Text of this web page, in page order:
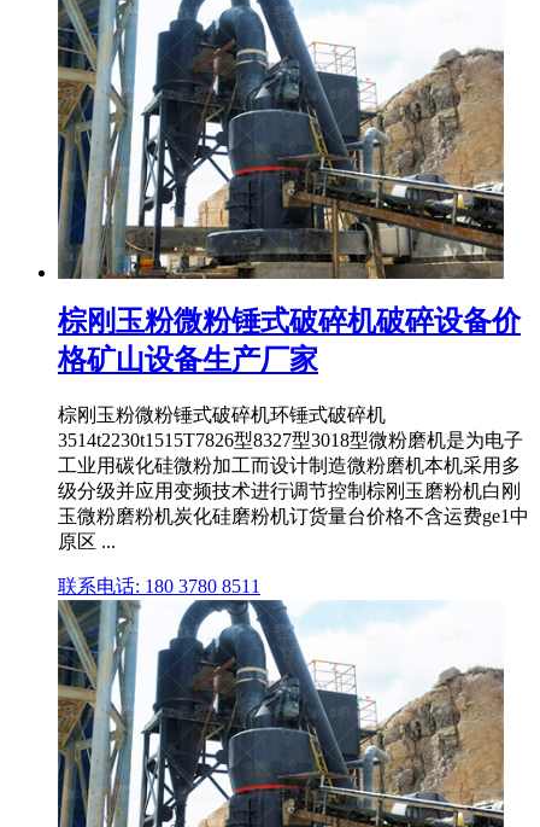
棕刚玉粉微粉锤式破碎机破碎设备价
格矿山设备生产厂家
棕刚玉粉微粉锤式破碎机环锤式破碎机
3514t2230t1515T7826型8327型3018型微粉磨机是为电子
工业用碳化硅微粉加工而设计制造微粉磨机本机采用多
级分级并应用变频技术进行调节控制棕刚玉磨粉机白刚
玉微粉磨粉机炭化硅磨粉机订货量台价格不含运费ge1中
原区 ...
联系电话: 180 3780 8511